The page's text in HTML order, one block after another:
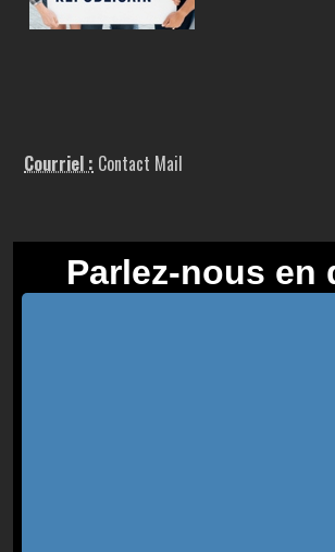
Courriel : Contact Mail